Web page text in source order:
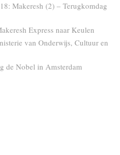
Makeresh (2) – Terugkomdag
Express naar Keulen
van Onderwijs, Cultuur en
de Nobel in Amsterdam